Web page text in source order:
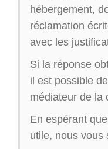
hébergement,
réclamation
avec les
Si la réponse
il est possible
médiateur de la
En espérant
utile, nous vous